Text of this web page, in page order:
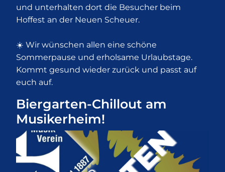
und unterhalten dort die Besucher beim
Hoffest an der Neuen Scheuer.
☀️ Wir wünschen allen eine schöne
Sommerpause und erholsame Urlaubstage.
Kommt gesund wieder zurück und passt auf
euch auf.
Biergarten-Chillout am
Musikerheim!